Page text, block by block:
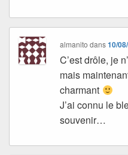
almanito dans10/
C’est drôle, je
mais
charmant
J’ai connu le
souvenir…